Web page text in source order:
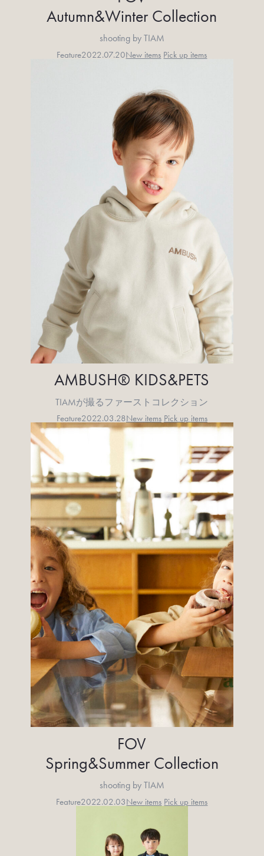
Autumn&Winter Collection
shooting by TIAM
Feature2022.07.20New items Pick up items
AMBUSH® KIDS&PETS
TIAMが撮るファーストコレクション
Feature2022.03.28New items Pick up items
FOV
Spring&Summer Collection
shooting by TIAM
Feature2022.02.03New items Pick up items